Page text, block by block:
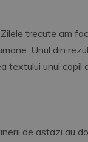
Zilele trecute am
Unul din
textului unui
de astazi au